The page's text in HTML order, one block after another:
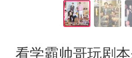
看学霸帅哥玩剧